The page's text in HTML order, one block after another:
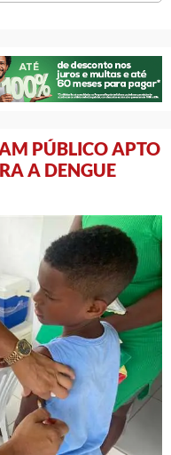
PÚBLICO APTO
A DENGUE